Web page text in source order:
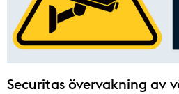
Securitas övervakning av